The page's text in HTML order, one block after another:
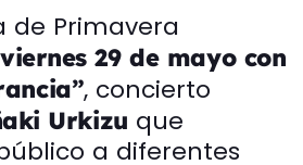
de Primavera
viernes 29 de mayo con
, concierto
Urkizu que
a diferentes